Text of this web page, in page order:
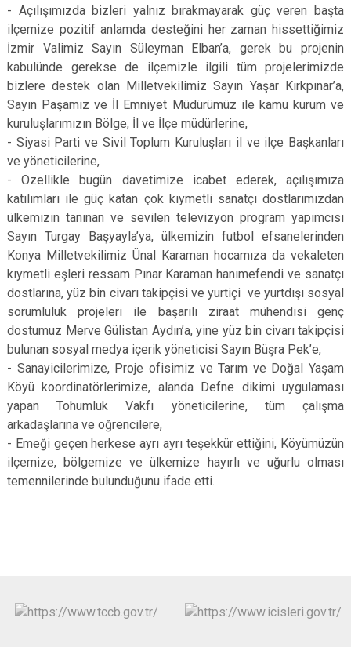
- Açılışımızda bizleri yalnız bırakmayarak güç veren başta
ilçemize pozitif anlamda desteğini her zaman hissettiğimiz
İzmir Valimiz Sayın Süleyman Elban’a, gerek bu projenin
kabulünde gerekse de ilçemizle ilgili tüm projelerimizde
bizlere destek olan Milletvekilimiz Sayın Yaşar Kırkpınar’a,
Sayın Paşamız ve İl Emniyet Müdürümüz ile kamu kurum ve
kuruluşlarımızın Bölge, İl ve İlçe müdürlerine,
- Siyasi Parti ve Sivil Toplum Kuruluşları il ve ilçe Başkanları
ve yöneticilerine,
- Özellikle bugün davetimize icabet ederek, açılışımıza
katılımları ile güç katan çok kıymetli sanatçı dostlarımızdan
ülkemizin tanınan ve sevilen televizyon program yapımcısı
Sayın Turgay Başyayla’ya, ülkemizin futbol efsanelerinden
Konya Milletvekilimiz Ünal Karaman hocamıza da vekaleten
kıymetli eşleri ressam Pınar Karaman hanımefendi ve sanatçı
dostlarına, yüz bin civarı takipçisi ve yurtiçi ve yurtdışı sosyal
sorumluluk projeleri ile başarılı ziraat mühendisi genç
dostumuz Merve Gülistan Aydın’a, yine yüz bin civarı takipçisi
bulunan sosyal medya içerik yöneticisi Sayın Büşra Pek’e,
- Sanayicilerimize, Proje ofisimiz ve Tarım ve Doğal Yaşam
Köyü koordinatörlerimize, alanda Defne dikimi uygulaması
yapan Tohumluk Vakfı yöneticilerine, tüm çalışma
arkadaşlarına ve öğrencilere,
- Emeği geçen herkese ayrı ayrı teşekkür ettiğini, Köyümüzün
ilçemize, bölgemize ve ülkemize hayırlı ve uğurlu olması
temennilerinde bulunduğunu ifade etti.